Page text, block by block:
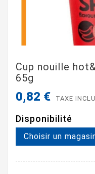
Cup nouille
65g
0,82 € TAXE
Disponibilité
Choisir un